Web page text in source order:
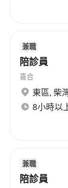
兼職
陪診員
喜合
東區, 柴
8小時以
兼職
陪診員